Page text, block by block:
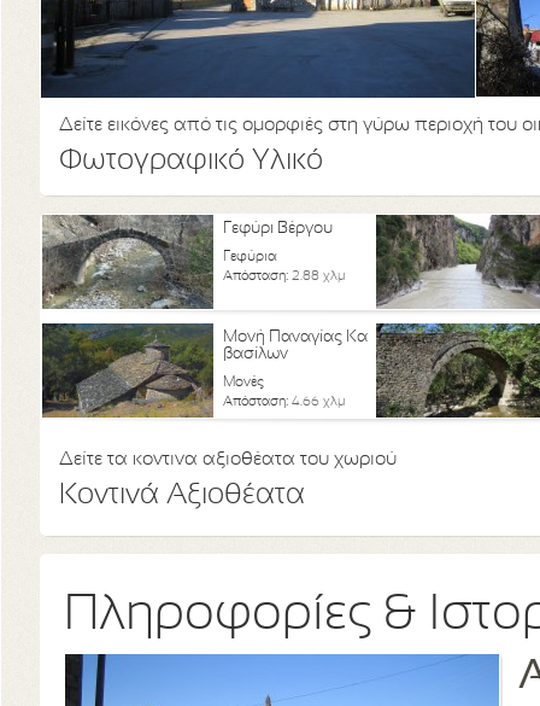
Δείτε εικόνες από τις ομορφιές στη γύρω περιοχή του
Φωτογραφικό Υλικό
Γεφύρι Βέργου
Γεφύρια
Απόσταση: 2.88 χλμ
Μονή Παναγίας Κα
βασίλων
Μονές
Απόσταση: 4.66 χλμ
Δείτε τα κοντινα αξιοθέατα του χωριού
Κοντινά Αξιοθέατα
Πληροφορίες &